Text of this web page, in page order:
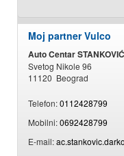
Moj partner Vulco
Auto Centar STANKOVIĆ
Svetog Nikole 96
11120 Beograd
Telefon:0112428799
Mobilni:0692428799
E-mail: